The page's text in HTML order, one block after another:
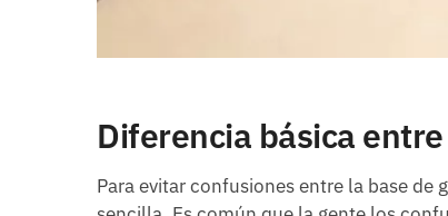
Diferencia básica
Para evitar confusiones entre la base